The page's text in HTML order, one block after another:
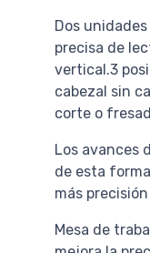
Dos
precisa de
vertical.3
cabezal sin
corte o
Los avances
de esta
más
Mesa de